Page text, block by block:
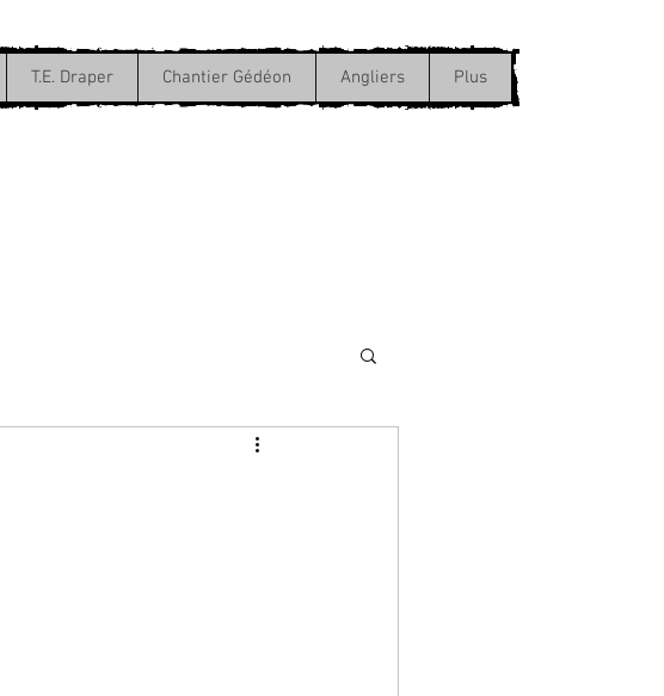
T.E. Draper Chantier Gédéon Angliers Plus